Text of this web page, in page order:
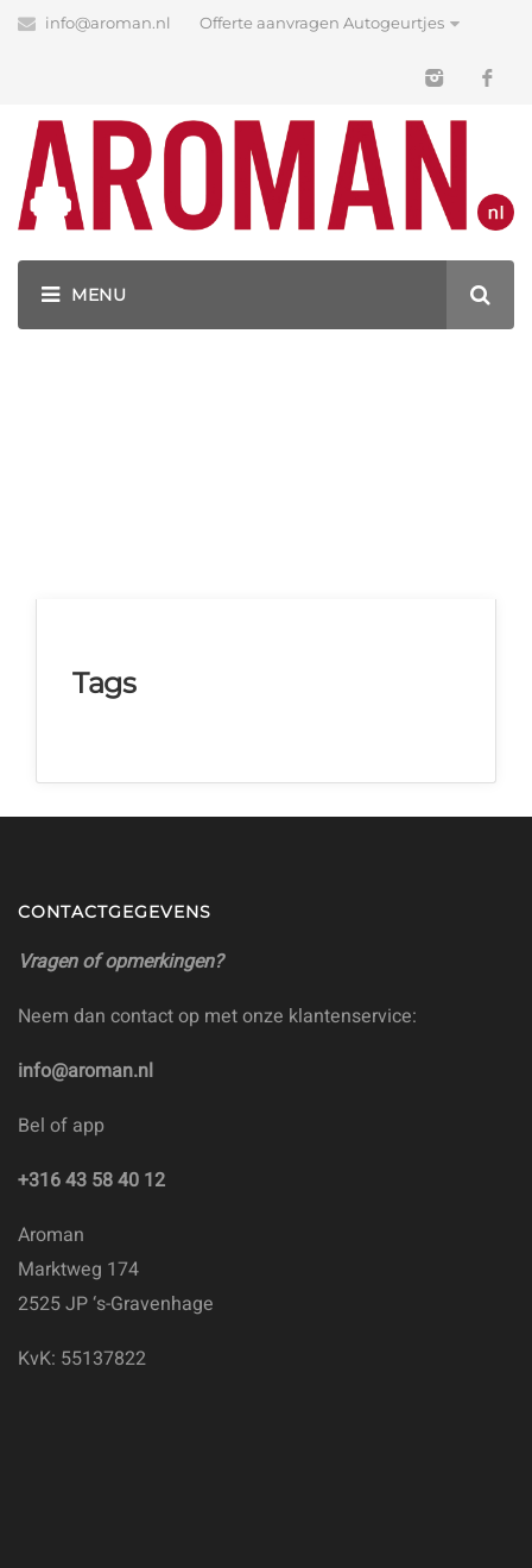
info@aroman.nl Offerte aanvragen Autogeurtjes
Blog
Latest News
GEURHANGERS BEDRUKKEN MET JOUW LOGO!
Tags
CONTACTGEGEVENS
Vragen of opmerkingen?
Neem dan contact op met onze klantenservice:
info@aroman.nl
Bel of app
+316 43 58 40 12
Aroman
Marktweg 174
2525 JP ‘s-Gravenhage
KvK: 55137822